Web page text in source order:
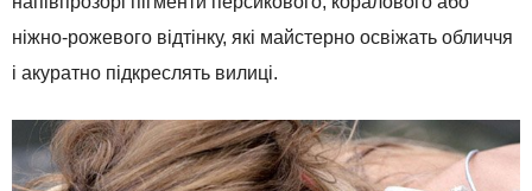
ніжно-рожевого відтінку, які майстерно освіжать обличчя
і акуратно підкреслять вилиці.